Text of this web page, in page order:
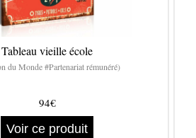
Tableau vieille école
du Monde #Partenariat rémunéré)
94€
Voir ce produit